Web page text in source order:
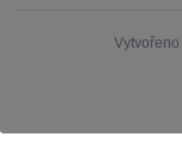
Vytvořeno